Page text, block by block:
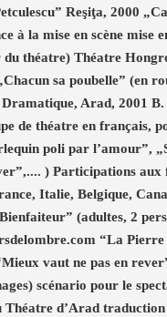
Reşiţa, 2000
à la mise en scène mise
théatre) Théatre
sa poubelle” (en
Arad, 2001 B.
de théatre en français,
poli par l’amour”,
) Participations aux
Italie, Belgique,
(adultes, 2
“La Pierre
vaut ne pas en
scénario pour le
Théatre d’Arad traduction